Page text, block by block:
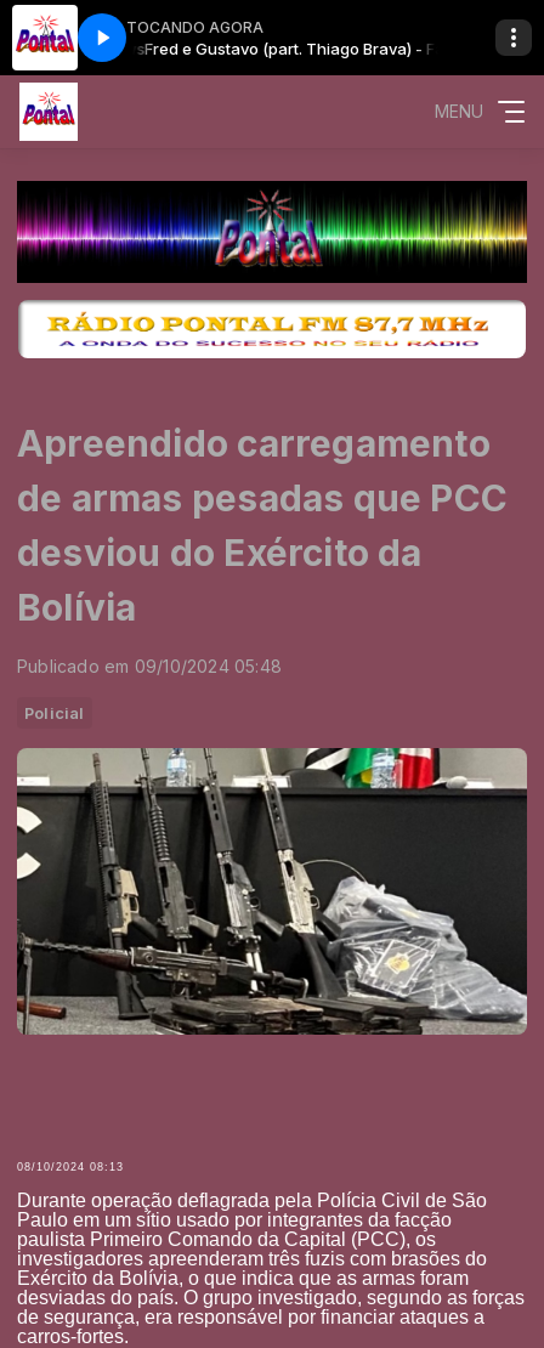
TOCANDO AGORA
- Fake NewsFred e Gustavo (part. Thiago Brava) - Fake News
MENU
Apreendido carregamento
de armas pesadas que PCC
desviou do Exército da
Bolívia
Publicado em 09/10/2024 05:48
Policial
08/10/2024 08:13
Durante operação deflagrada pela Polícia Civil de São
Paulo em um sítio usado por integrantes da facção
paulista Primeiro Comando da Capital (PCC), os
investigadores apreenderam três fuzis com brasões do
Exército da Bolívia, o que indica que as armas foram
desviadas do país. O grupo investigado, segundo as forças
de segurança, era responsável por financiar ataques a
carros-fortes.